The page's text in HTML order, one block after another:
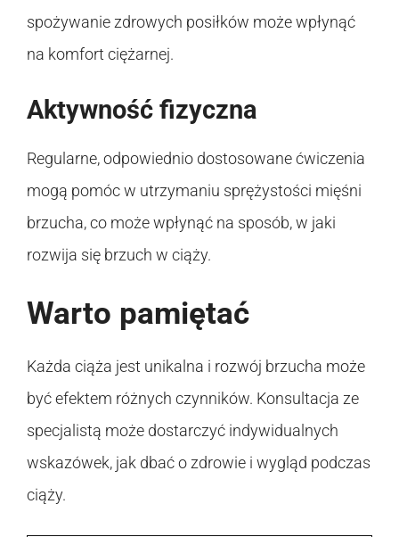
spożywanie zdrowych posiłków może wpłynąć
na komfort ciężarnej.
Aktywność fizyczna
Regularne, odpowiednio dostosowane ćwiczenia
mogą pomóc w utrzymaniu sprężystości mięśni
brzucha, co może wpłynąć na sposób, w jaki
rozwija się brzuch w ciąży.
Warto pamiętać
Każda ciąża jest unikalna i rozwój brzucha może
być efektem różnych czynników. Konsultacja ze
specjalistą może dostarczyć indywidualnych
wskazówek, jak dbać o zdrowie i wygląd podczas
ciąży.